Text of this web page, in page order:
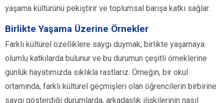
yaşama kültürünü pekiştirir ve toplumsal barışa katkı sağlar.
Birlikte Yaşama Üzerine Örnekler
Farklı kültürel özelliklere saygı duymak, birlikte yaşamaya
olumlu katkılarda bulunur ve bu durumun çeşitli örneklerine
günlük hayatımızda sıklıkla rastlarız. Örneğin, bir okul
ortamında, farklı kültürel geçmişleri olan öğrencilerin birbirine
saygı gösterdiği durumlarda, arkadaşlık ilişkilerinin nasıl